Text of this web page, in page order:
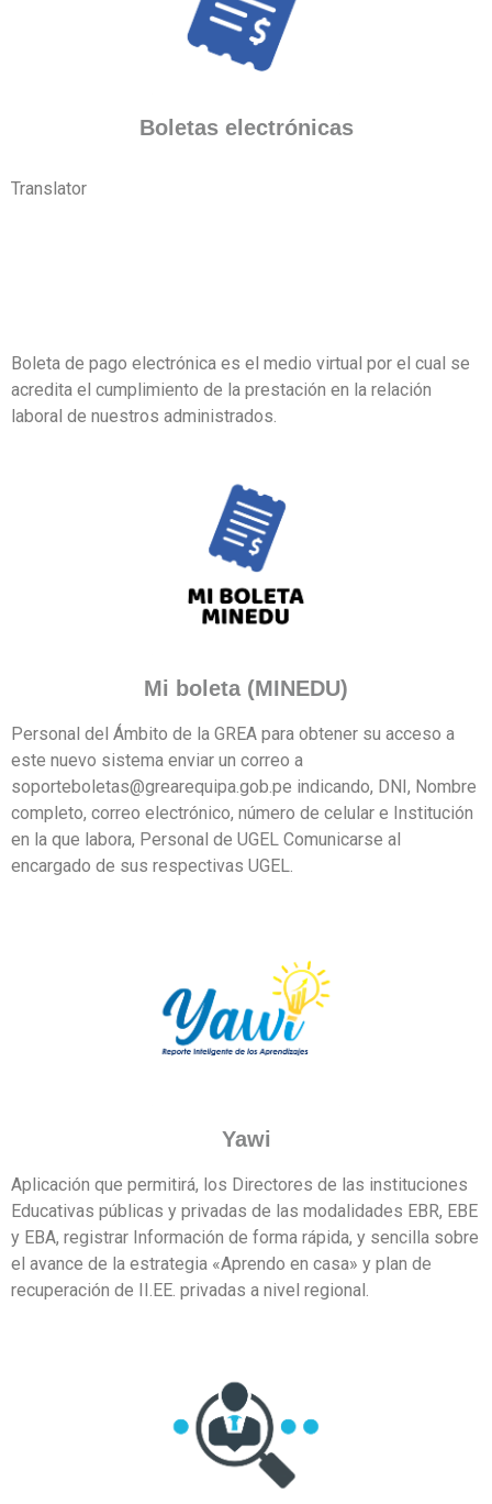
Boletas electrónicas
Translator
Boleta de pago electrónica es el medio virtual por el cual se
acredita el cumplimiento de la prestación en la relación
laboral de nuestros administrados.
Mi boleta (MINEDU)
Personal del Ámbito de la GREA para obtener su acceso a
este nuevo sistema enviar un correo a
soporteboletas@grearequipa.gob.pe indicando, DNI, Nombre
completo, correo electrónico, número de celular e Institución
en la que labora, Personal de UGEL Comunicarse al
encargado de sus respectivas UGEL.
Yawi
Aplicación que permitirá, los Directores de las instituciones
Educativas públicas y privadas de las modalidades EBR, EBE
y EBA, registrar Información de forma rápida, y sencilla sobre
el avance de la estrategia «Aprendo en casa» y plan de
recuperación de II.EE. privadas a nivel regional.